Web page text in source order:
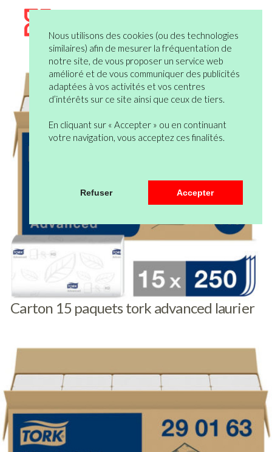
Nous utilisons des cookies (ou des technologies
similaires) afin de mesurer la fréquentation de
notre site, de vous proposer un service web
amélioré et de vous communiquer des publicités
adaptées à vos activités et vos centres
d’intérêts sur ce site ainsi que ceux de tiers.
En cliquant sur « Accepter » ou en continuant
votre navigation, vous acceptez ces finalités.
Refuser Accepter
Carton 15 paquets tork advanced laurier